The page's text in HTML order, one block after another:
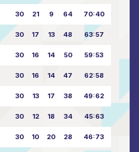
30 21 9 64 70:40
30 17 13 48 63:57
30 16 14 50 59:53
30 16 14 47 62:58
30 13 17 38 49:62
30 12 18 34 45:63
30 10 20 28 46:73